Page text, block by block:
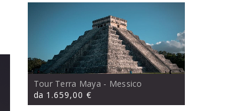
Tour Terra Maya - Messico
da 1.659,00 €